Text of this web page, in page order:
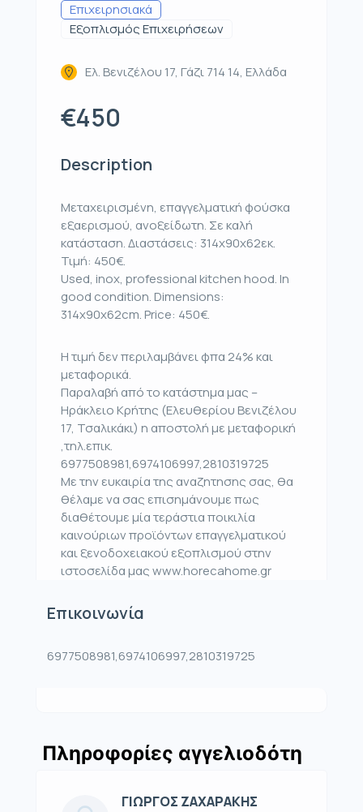
Επιχειρησιακά
Εξοπλισμός Επιχειρήσεων
Ελ. Βενιζέλου 17, Γάζι 714 14, Ελλάδα
€450
Description
Μεταχειρισμένη, επαγγελματική φούσκα
εξαερισμού, ανοξείδωτη. Σε καλή
κατάσταση. Διαστάσεις: 314x90x62εκ.
Τιμή: 450€.
Used, inox, professional kitchen hood. In
good condition. Dimensions:
314x90x62cm. Price: 450€.
Η τιμή δεν περιλαμβάνει φπα 24% και
μεταφορικά.
Παραλαβή από το κατάστημα μας –
Ηράκλειο Κρήτης (Ελευθερίου Βενιζέλου
17, Τσαλικάκι) η αποστολή με μεταφορική
,τηλ.επικ.
6977508981,6974106997,2810319725
Με την ευκαιρία της αναζητησης σας, θα
θέλαμε να σας επισημάνουμε πως
διαθέτουμε μία τεράστια ποικιλία
καινούριων προϊόντων επαγγελματικού
και ξενοδοχειακού εξοπλισμού στην
ιστοσελίδα μας www.horecahome.gr
Επικοινωνία
6977508981,6974106997,2810319725
Πληροφορίες αγγελιοδότη
ΓΙΩΡΓΟΣ ΖΑΧΑΡΑΚΗΣ